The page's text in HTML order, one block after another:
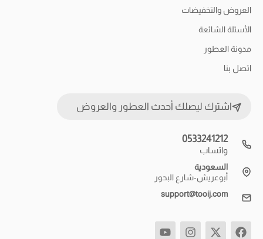
العروض والتخفيضات
الأسئلة الشائعة
مدونة العطور
اتصل بنا
اشترك ليصلك أحدث العطور والعروض
0533241212
واتساب
السعودية
أبوعريش-شارع البحور
support@tooij.com